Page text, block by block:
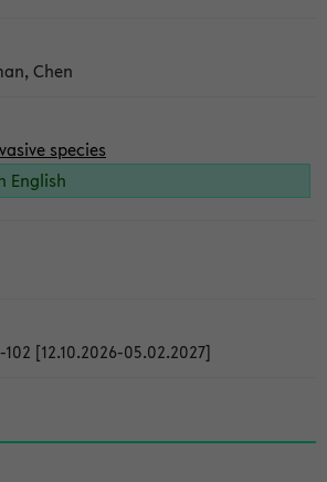
Chen
species
English
[12.10.2026-05.02.2027]